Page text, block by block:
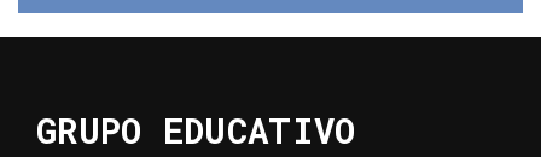
GRUPO EDUCATIVO